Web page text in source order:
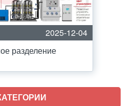
2025-12-04
разделение